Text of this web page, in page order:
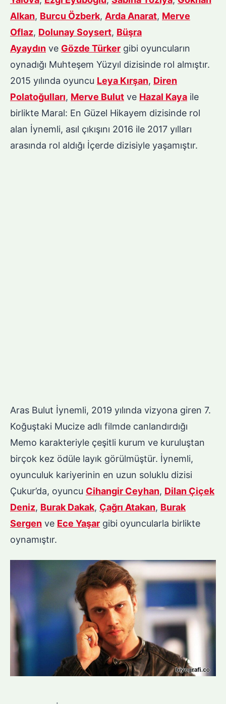
Alkan, Burcu Özberk, Arda Anarat, Merve
Oflaz, Dolunay Soysert, Büşra
Ayaydın ve Gözde Türker gibi oyuncuların
oynadığı Muhteşem Yüzyıl dizisinde rol almıştır.
2015 yılında oyuncu Leya Kırşan, Diren
Polatoğulları, Merve Bulut ve Hazal Kaya ile
birlikte Maral: En Güzel Hikayem dizisinde rol
alan İynemli, asıl çıkışını 2016 ile 2017 yılları
arasında rol aldığı İçerde dizisiyle yaşamıştır.
Aras Bulut İynemli, 2019 yılında vizyona giren 7.
Koğuştaki Mucize adlı filmde canlandırdığı
Memo karakteriyle çeşitli kurum ve kuruluştan
birçok kez ödüle layık görülmüştür. İynemli,
oyunculuk kariyerinin en uzun soluklu dizisi
Çukur’da, oyuncu Cihangir Ceyhan, Dilan Çiçek
Deniz, Burak Dakak, Çağrı Atakan, Burak
Sergen ve Ece Yaşar gibi oyuncularla birlikte
oynamıştır.